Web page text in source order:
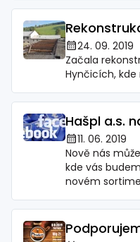
24. 09. 2019
Začala
Hynčicích,
Hašpl a.s.
11. 06. 2019
Nově nás
kde vás
novém
troše štěstí